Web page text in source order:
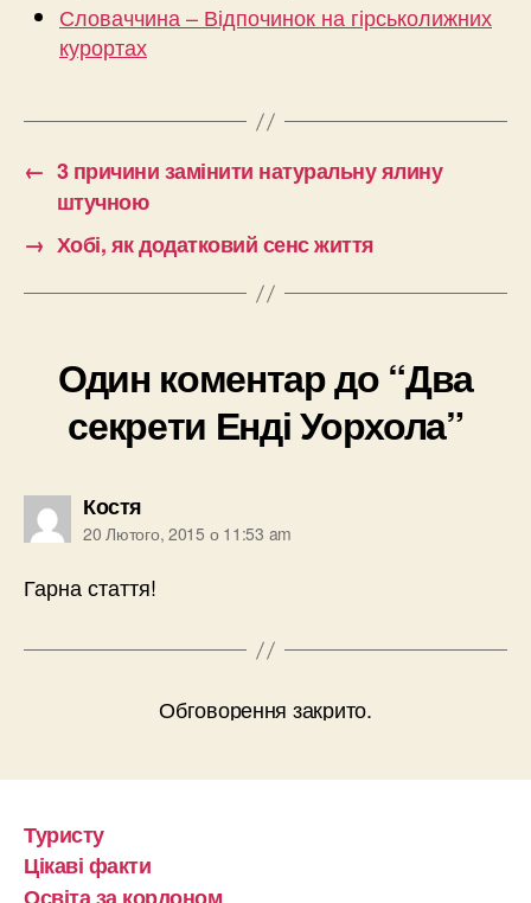
Словаччина – Відпочинок на гірськолижних
курортах
← 3 причини замінити натуральну ялину
штучною
→ Хобі, як додатковий сенс життя
Один коментар до “Два
секрети Енді Уорхола”
Костяговорить:
20 Лютого, 2015 о 11:53 am
Гарна стаття!
Обговорення закрито.
Туристу
Цікаві факти
Освіта за кордоном